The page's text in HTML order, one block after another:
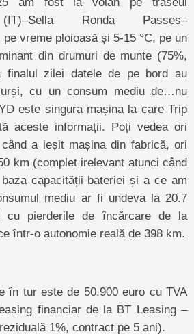
(IT)–Sella Ronda Passes–
vreme ploioasă și 5-15 °C, pe un
din drumuri de munte (75%,
finalul zilei datele de pe bord au
cu un consum mediu de…nu
este singura mașina la care Trip
aceste informații. Poți vedea ori
a ieșit mașina din fabrică, ori
km (complet irelevant atunci când
capacității bateriei și a ce am
mediu ar fi undeva la 20.7
cu pierderile de încărcare de la
într-o autonomie reală de 398 km.
în tur este de 50.900 euro cu TVA
financiar de la BT Leasing –
1%, contract pe 5 ani).